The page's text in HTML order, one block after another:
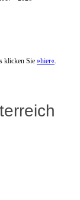
klicken Sie »hier«.